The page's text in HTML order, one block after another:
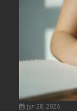
јул 28, 2026